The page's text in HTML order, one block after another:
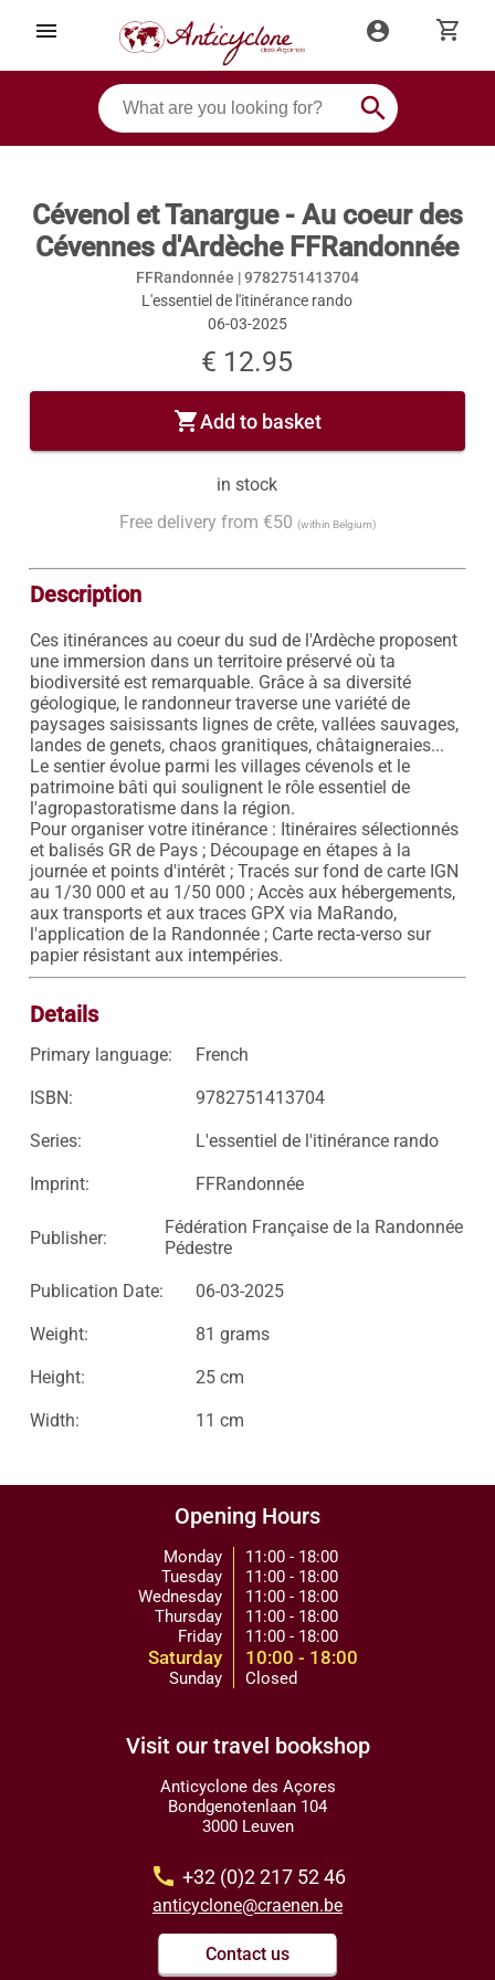
menu account_circle shopping_cart
search
Cévenol et Tanargue - Au coeur des
Cévennes d'Ardèche FFRandonnée
FFRandonnée |9782751413704
L'essentiel de l'itinérance rando
06-03-2025
€ 12.95
shopping_cartAdd to basket
in stock
Free delivery from €50 (within Belgium)
Description
Ces itinérances au coeur du sud de l'Ardèche proposent
une immersion dans un territoire préservé où ta
biodiversité est remarquable. Grâce à sa diversité
géologique, le randonneur traverse une variété de
paysages saisissants lignes de crête, vallées sauvages,
landes de genets, chaos granitiques, châtaigneraies...
Le sentier évolue parmi les villages cévenols et le
patrimoine bâti qui soulignent le rôle essentiel de
l'agropastoratisme dans la région.
Pour organiser votre itinérance : Itinéraires sélectionnés
et balisés GR de Pays ; Découpage en étapes à la
journée et points d'intérêt ; Tracés sur fond de carte IGN
au 1/30 000 et au 1/50 000 ; Accès aux hébergements,
aux transports et aux traces GPX via MaRando,
l'application de la Randonnée ; Carte recta-verso sur
papier résistant aux intempéries.
Details
Primary language: French
ISBN: 9782751413704
Series: L'essentiel de l'itinérance rando
Imprint: FFRandonnée
Publisher:
Fédération Française de la Randonnée
Pédestre
Publication Date: 06-03-2025
Weight: 81 grams
Height: 25 cm
Width: 11 cm
Opening Hours
Monday
Tuesday
Wednesday
Thursday
Friday
Saturday
Sunday
11:00 - 18:00
11:00 - 18:00
11:00 - 18:00
11:00 - 18:00
11:00 - 18:00
10:00 - 18:00
Closed
Visit our travel bookshop
Anticyclone des Açores
Bondgenotenlaan 104
3000 Leuven
call +32 (0)2 217 52 46
anticyclone@craenen.be
Contact us